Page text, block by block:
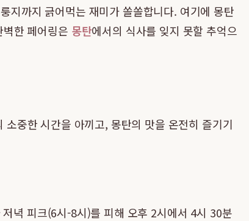
지까지 긁어먹는 재미가 쏠쏠합니다. 여기에 몽탄
한 페어링은 몽탄에서의 식사를 잊지 못할 추억으
중한 시간을 아끼고, 몽탄의 맛을 온전히 즐기기
녁 피크(6시-8시)를 피해 오후 2시에서 4시 30분